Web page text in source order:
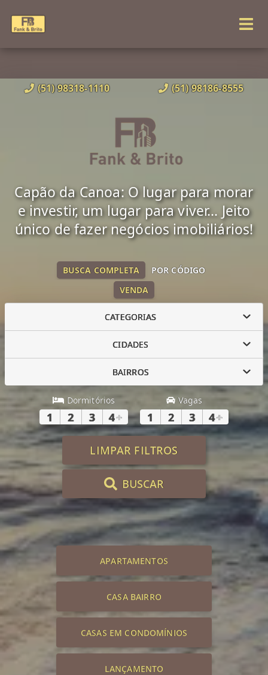
(51) 98318-1110 (51) 98186-8555
Capão da Canoa: O lugar para morar
e investir, um lugar para viver... Jeito
único de fazer negócios imobiliários!
VENDA
BUSCA COMPLETA POR CÓDIGO
CATEGORIAS
CIDADES
BAIRROS
Dormitórios
1 2 3 4+
Vagas
1 2 3 4+
LIMPAR FILTROS
BUSCAR
APARTAMENTOS
CASA BAIRRO
CASAS EM CONDOMÍNIOS
LANÇAMENTO